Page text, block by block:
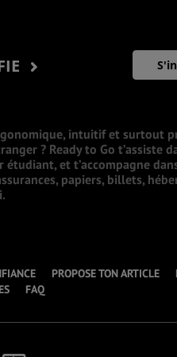
intuitif et surtout
? Ready to Go t’assiste
et t’accompagne
papiers, billets,
PROPOSE TON ARTICLE
FAQ